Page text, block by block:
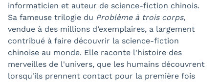
informaticien et auteur de science-fiction chinois.
Sa fameuse trilogie du Problème à trois corps,
vendue à des millions d’exemplaires, a largement
contribué à faire découvrir la science-fiction
chinoise au monde. Elle raconte l'histoire des
merveilles de l'univers, que les humains découvrent
lorsqu'ils prennent contact pour la première fois